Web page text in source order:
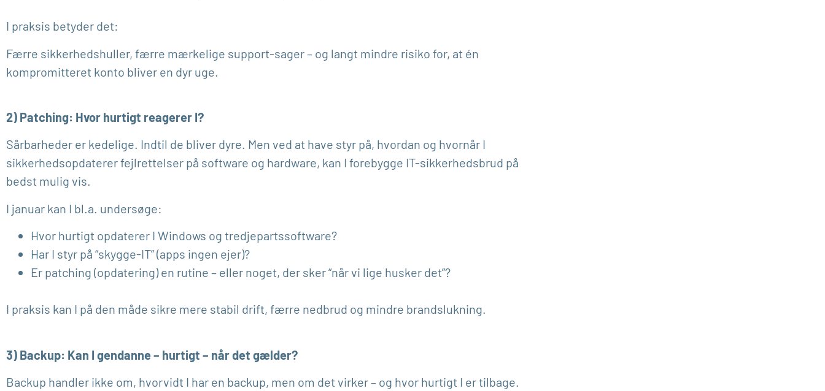
I praksis betyder det:
Færre sikkerhedshuller, færre mærkelige support-sager – og langt mindre risiko for, at én
kompromitteret konto bliver en dyr uge.
2) Patching: Hvor hurtigt reagerer I?
Sårbarheder er kedelige. Indtil de bliver dyre. Men ved at have styr på, hvordan og hvornår I
sikkerhedsopdaterer fejlrettelser på software og hardware, kan I forebygge IT-sikkerhedsbrud på
bedst mulig vis.
I januar kan I bl.a. undersøge:
Hvor hurtigt opdaterer I Windows og tredjepartssoftware?
Har I styr på “skygge-IT” (apps ingen ejer)?
Er patching (opdatering) en rutine – eller noget, der sker “når vi lige husker det”?
I praksis kan I på den måde sikre mere stabil drift, færre nedbrud og mindre brandslukning.
3) Backup: Kan I gendanne – hurtigt – når det gælder?
Backup handler ikke om, hvorvidt I har en backup, men om det virker – og hvor hurtigt I er tilbage.